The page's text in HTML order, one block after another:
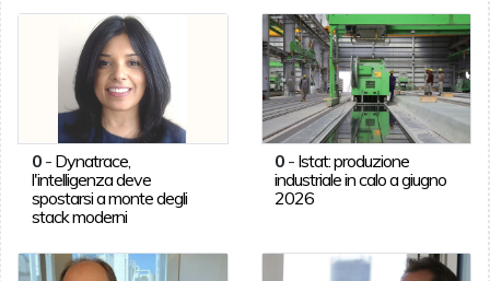
0- Dynatrace,
l'intelligenza deve
spostarsi a monte degli
stack moderni
0 - Istat: produzione
industriale in calo a giugno
2026